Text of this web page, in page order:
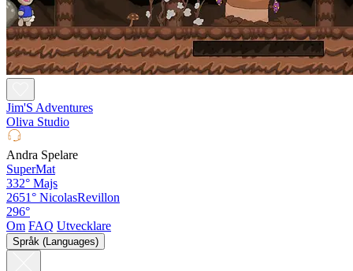
Jim'S Adventures
Oliva Studio
Andra Spelare
SuperMat
332° Majs
2651° NicolasRevillon
296°
Om FAQ Utvecklare
Språk (Languages)